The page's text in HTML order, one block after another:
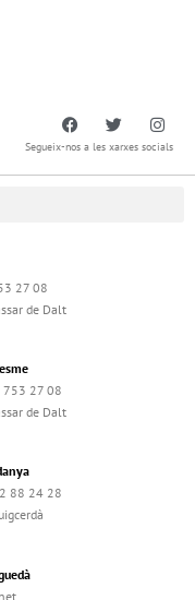
Segueix-nos a les xarxes socials
27 08
de Dalt
753 27 08
de Dalt
88 24 28